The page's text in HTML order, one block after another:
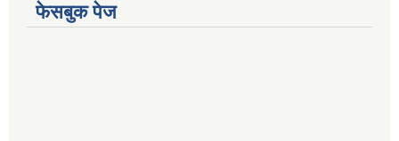
फेसबुक पेज